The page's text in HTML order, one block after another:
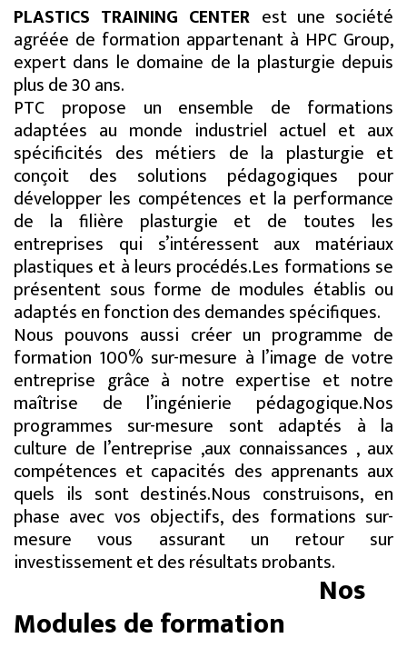
PLASTICS TRAINING CENTER est une société
agréée de formation appartenant à HPC Group,
expert dans le domaine de la plasturgie depuis
plus de 30 ans.
PTC propose un ensemble de formations
adaptées au monde industriel actuel et aux
spécificités des métiers de la plasturgie et
conçoit des solutions pédagogiques pour
développer les compétences et la performance
de la filière plasturgie et de toutes les
entreprises qui s’intéressent aux matériaux
plastiques et à leurs procédés.Les formations se
présentent sous forme de modules établis ou
adaptés en fonction des demandes spécifiques.
Nous pouvons aussi créer un programme de
formation 100% sur-mesure à l’image de votre
entreprise grâce à notre expertise et notre
maîtrise de l’ingénierie pédagogique.Nos
programmes sur-mesure sont adaptés à la
culture de l’entreprise ,aux connaissances , aux
compétences et capacités des apprenants aux
quels ils sont destinés.Nous construisons, en
phase avec vos objectifs, des formations sur-
mesure vous assurant un retour sur
investissement et des résultats probants.
Nos
Modules de formation